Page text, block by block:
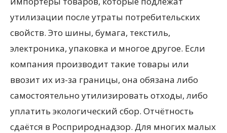
утилизации после утраты потребительских
свойств. Это шины, бумага, текстиль,
электроника, упаковка и многое другое. Если
компания производит такие товары или
ввозит их из-за границы, она обязана либо
самостоятельно утилизировать отходы, либо
уплатить экологический сбор. Отчётность
сдаётся в Росприроднадзор. Для многих малых